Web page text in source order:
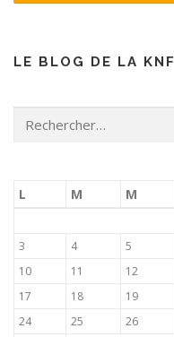
LE BLOG DE LA KNF
L M M
3
4 5
10
11 12
17
18 19
24
25 26